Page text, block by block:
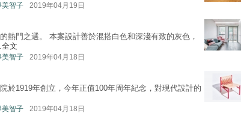
美智子 2019年04月19日
熱門之選。 本案設計善於混搭白色和深淺有致的灰色，
全文
美智子 2019年04月18日
於1919年創立，今年正值100年周年紀念，對現代設計的
美智子 2019年04月18日